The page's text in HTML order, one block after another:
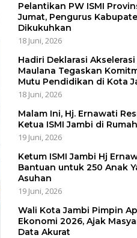
Pelantikan PW ISMI
Jumat, Pengurus
Dikukuhkan
18 Juni, 2026
Hadiri Deklarasi Akselerasi
Maulana Tegaskan
Mutu Pendidikan di Kota
18 Juni, 2026
Malam Ini, Hj. Ernawati
Ketua ISMI Jambi di
19 Juni, 2026
Ketum ISMI Jambi Hj
Bantuan untuk 250 Anak
Asuhan
19 Juni, 2026
Wali Kota Jambi Pimpin
Ekonomi 2026, Ajak
Data Akurat